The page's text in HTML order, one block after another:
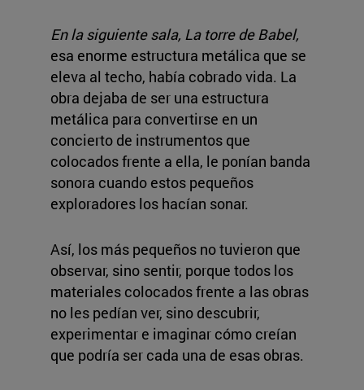
En la siguiente sala, La torre de Babel,
esa enorme estructura metálica que se
eleva al techo, había cobrado vida. La
obra dejaba de ser una estructura
metálica para convertirse en un
concierto de instrumentos que
colocados frente a ella, le ponían banda
sonora cuando estos pequeños
exploradores los hacían sonar.
Así, los más pequeños no tuvieron que
observar, sino sentir, porque todos los
materiales colocados frente a las obras
no les pedían ver, sino descubrir,
experimentar e imaginar cómo creían
que podría ser cada una de esas obras.